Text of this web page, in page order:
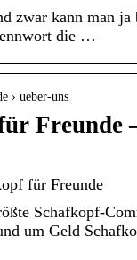
zwar kann man ja
die …
› ueber-uns
Freunde
für Freunde
Schafkopf-
um Geld